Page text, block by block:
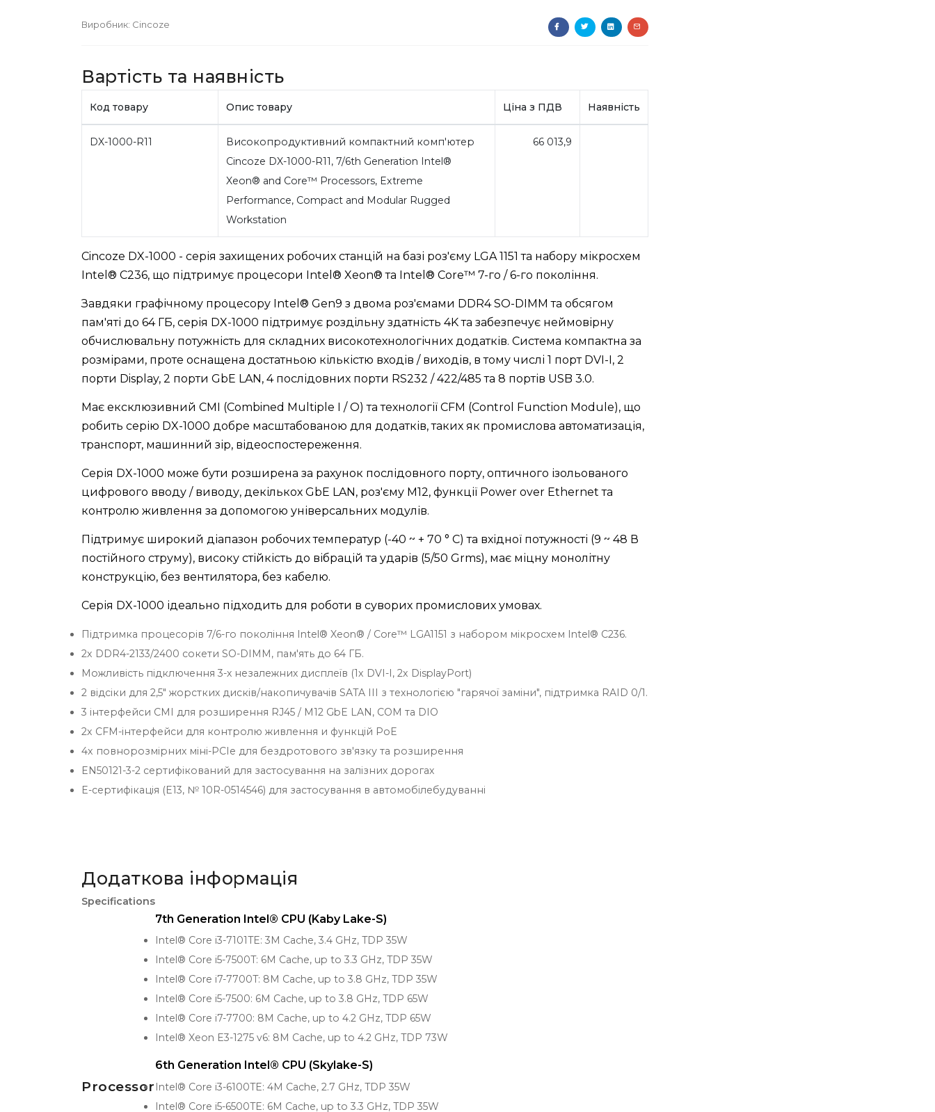
Виробник: Cincoze
Вартість та наявність
Код товару Опис товару Ціна з ПДВ Наявність
DX-1000-R11
Високопродуктивний компактний комп'ютер
Cincoze DX-1000-R11, 7/6th Generation Intel®
Xeon® and Core™ Processors, Extreme
Performance, Compact and Modular Rugged
Workstation
66 013,9
Cincoze DX-1000 - серія захищених робочих станцій на базі роз'єму LGA 1151 та набору мікросхем
Intel® C236, що підтримує процесори Intel® Xeon® та Intel® Core™ 7-го / 6-го покоління.
Завдяки графічному процесору Intel® Gen9 з двома роз'ємами DDR4 SO-DIMM та обсягом
пам'яті до 64 ГБ, серія DX-1000 підтримує роздільну здатність 4K та забезпечує неймовірну
обчислювальну потужність для складних високотехнологічних додатків. Система компактна за
розмірами, проте оснащена достатньою кількістю входів / виходів, в тому числі 1 порт DVI-I, 2
порти Display, 2 порти GbE LAN, 4 послідовних порти RS232 / 422/485 та 8 портів USB 3.0.
Має ексклюзивний CMI (Combined Multiple I / O) та технології CFM (Control Function Module), що
робить серію DX-1000 добре масштабованою для додатків, таких як промислова автоматизація,
транспорт, машинний зір, відеоспостереження.
Серія DX-1000 може бути розширена за рахунок послідовного порту, оптичного ізольованого
цифрового вводу / виводу, декількох GbE LAN, роз'єму M12, функції Power over Ethernet та
контролю живлення за допомогою універсальних модулів.
Підтримує широкий діапазон робочих температур (-40 ~ + 70 ° C) та вхідної потужності (9 ~ 48 В
постійного струму), високу стійкість до вібрацій та ударів (5/50 Grms), має міцну монолітну
конструкцію, без вентилятора, без кабелю.
Серія DX-1000 ідеально підходить для роботи в суворих промислових умовах.
Підтримка процесорів 7/6-го покоління Intel® Xeon® / Core™ LGA1151 з набором мікросхем Intel® C236.
2x DDR4-2133/2400 сокети SO-DIMM, пам'ять до 64 ГБ.
Можливість підключення 3-х незалежних дисплеїв (1x DVI-I, 2x DisplayPort)
2 відсіки для 2,5" жорстких дисків/накопичувачів SATA III з технологією "гарячої заміни", підтримка RAID 0/1.
3 інтерфейси CMI для розширення RJ45 / M12 GbE LAN, COM та DIO
2x CFM-інтерфейси для контролю живлення и функцій PoE
4x повнорозмірних міні-PCIe для бездротового зв'язку та розширення
EN50121-3-2 сертифікований для застосування на залізних дорогах
E-сертифікація (E13, № 10R-0514546) для застосування в автомобілебудуванні
Додаткова інформація
Specifications
Processor
7th Generation Intel® CPU (Kaby Lake-S)
Intel® Core i3-7101TE: 3M Cache, 3.4 GHz, TDP 35W
Intel® Core i5-7500T: 6M Cache, up to 3.3 GHz, TDP 35W
Intel® Core i7-7700T: 8M Cache, up to 3.8 GHz, TDP 35W
Intel® Core i5-7500: 6M Cache, up to 3.8 GHz, TDP 65W
Intel® Core i7-7700: 8M Cache, up to 4.2 GHz, TDP 65W
Intel® Xeon E3-1275 v6: 8M Cache, up to 4.2 GHz, TDP 73W
6th Generation Intel® CPU (Skylake-S)
Intel® Core i3-6100TE: 4M Cache, 2.7 GHz, TDP 35W
Intel® Core i5-6500TE: 6M Cache, up to 3.3 GHz, TDP 35W